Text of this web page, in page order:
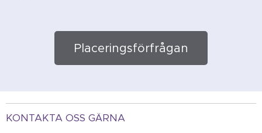
Placeringsförfrågan
KONTAKTA OSS GÄRNA